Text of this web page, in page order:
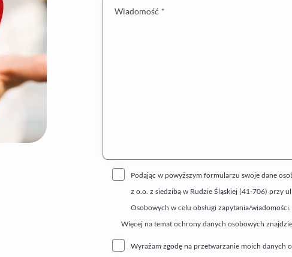
Wiadomość *
Podając w powyższym formularzu swoje dane
z o.o. z siedzibą w Rudzie Śląskiej (41-706) przy
Osobowych w celu obsługi zapytania/wiadomości.
Więcej na temat ochrony danych osobowych
Wyrażam zgodę na przetwarzanie moich danych